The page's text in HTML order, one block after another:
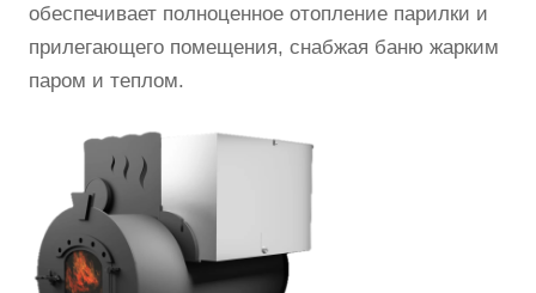
обеспечивает полноценное отопление парилки и
прилегающего помещения, снабжая баню жарким
паром и теплом.